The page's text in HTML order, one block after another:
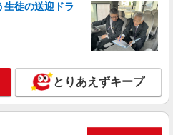
定派遣
メディカルケア事業部/郡山オフィ
円〜1,300円 ★週払いOK（規定あ
与幅は経験・能力による
き市 【最寄駅】JR常磐線「勿来」
、お好きな勤務地をお選び下さ
生徒の送迎ドラ
とりあえずキープ